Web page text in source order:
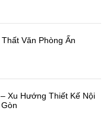
Văn Phòng Ấn
Xu Hướng Thiết Kế Nội